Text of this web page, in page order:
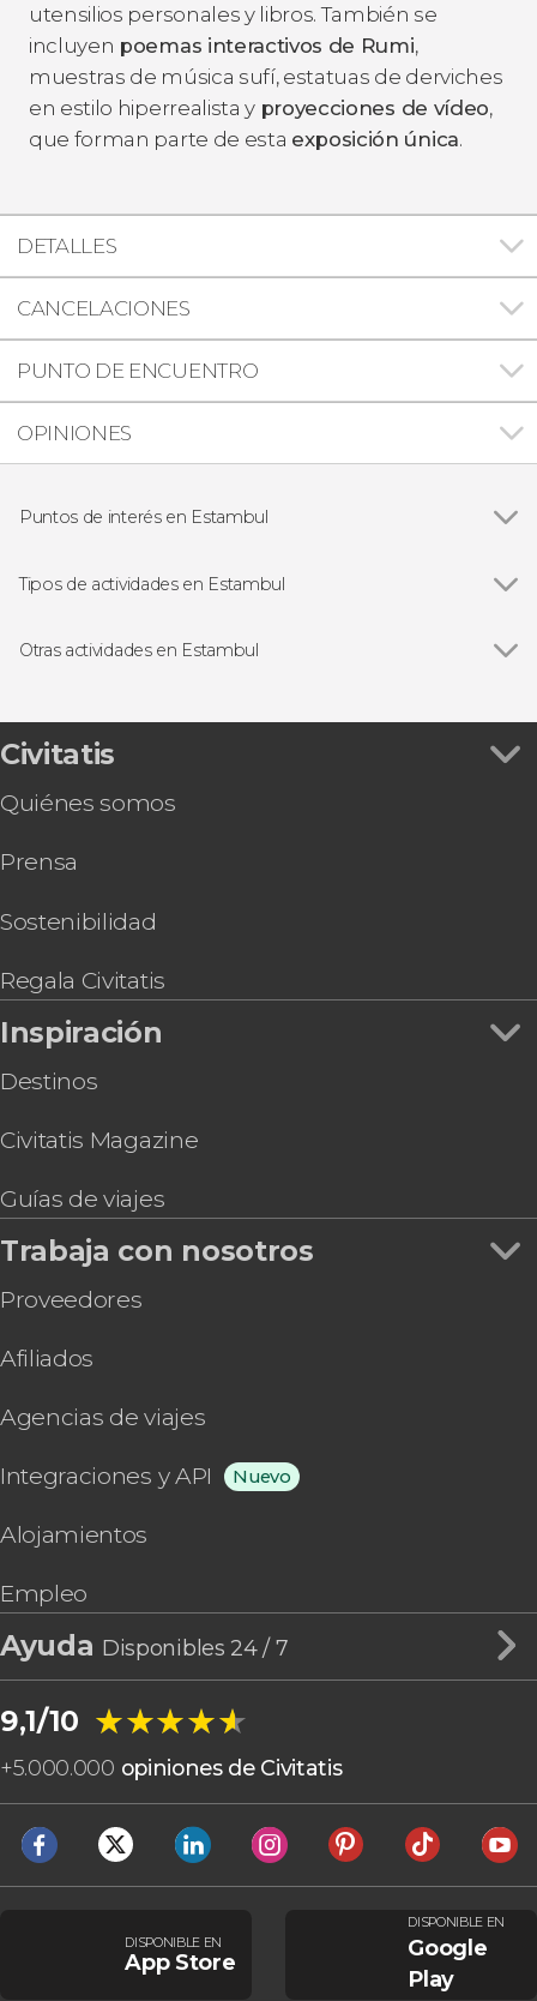
utensilios personales y libros. También se
incluyen poemas interactivos de Rumi,
muestras de música sufí, estatuas de derviches
en estilo hiperrealista y proyecciones de vídeo,
que forman parte de esta exposición única.
DETALLES
CANCELACIONES
PUNTO DE ENCUENTRO
OPINIONES
Puntos de interés en Estambul
Palacio de Topkapi
Cisterna Basílica
Tipos de actividades en Estambul
Free tours en Estambul
Baños turcos en Estambul
Excursiones de un día desde Estambul
Otras actividades en Estambul
Entradas a Santa Sofía, Mezquita Azul, Palacio
de Topkapi y Cisterna Basílica
Entradas al Palacio de Dolmabahçe con
Tour por los palacios y mezquitas de Estambul
6 días por Capadocia, Pamukkale y Éfeso
Entradas al Palacio Beylerbeyi sin colas +
Audioguía
Taller de lámparas turcas en Estambul
Civitatis
Quiénes somos
Prensa
Sostenibilidad
Regala Civitatis
Inspiración
Destinos
Civitatis Magazine
Guías de viajes
Trabaja con nosotros
Proveedores
Afiliados
Agencias de viajes
Integraciones y API Nuevo
Alojamientos
Empleo
Ayuda Disponibles 24 / 7
9,1/10 ★★★★★
★★★★★
+5.000.000 opiniones de Civitatis
DISPONIBLE EN
App Store
DISPONIBLE EN
Google
Play